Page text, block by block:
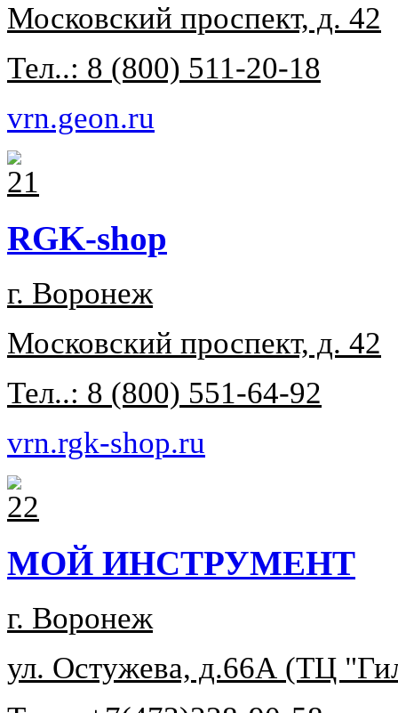
Московский проспект, д. 42
Тел..: 8 (800) 511-20-18
vrn.geon.ru
RGK-shop
г. Воронеж
Московский проспект, д. 42
Тел..: 8 (800) 551-64-92
vrn.rgk-shop.ru
МОЙ ИНСТРУМЕНТ
г. Воронеж
ул. Остужева, д.66А (ТЦ